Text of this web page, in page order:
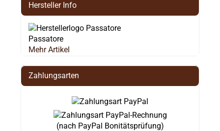
Hersteller Info
Passatore
Mehr Artikel
Zahlungsarten
(nach PayPal Bonitätsprüfung)